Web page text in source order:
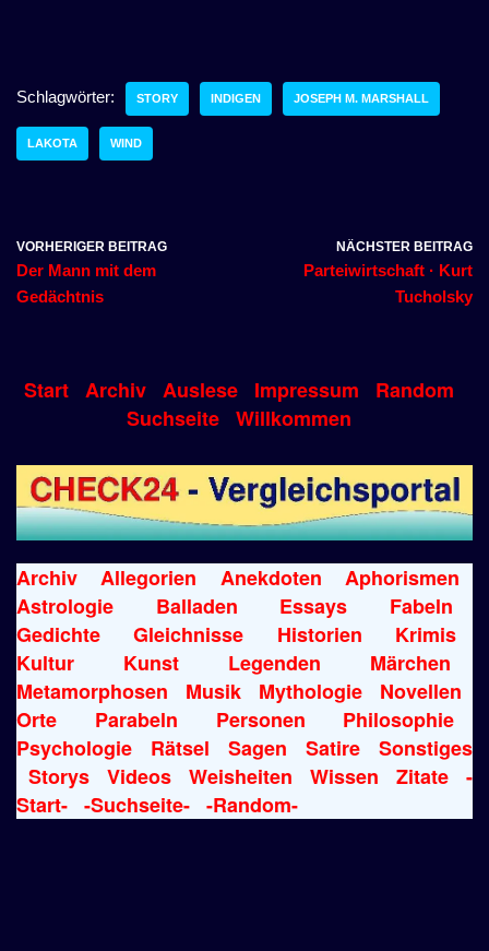
Schlagwörter: STORY INDIGEN JOSEPH M. MARSHALL
LAKOTA WIND
VORHERIGER BEITRAG
Der Mann mit dem
Gedächtnis
NÄCHSTER BEITRAG
Parteiwirtschaft · Kurt
Tucholsky
Start Archiv Auslese Impressum
Random
Suchseite Willkommen
Archiv Allegorien Anekdoten
Aphorismen
Astrologie
Balladen Essays
Fabeln
Gedichte
Gleichnisse Historien
Krimis
Kultur
Kunst Legenden
Märchen
Metamorphosen
Musik Mythologie
Novellen
Orte
Parabeln Personen
Philosophie
Psychologie
Rätsel Sagen Satire
Sonstiges
Storys
Videos Weisheiten Wissen Zitate
-
Start- -Suchseite- -Random-